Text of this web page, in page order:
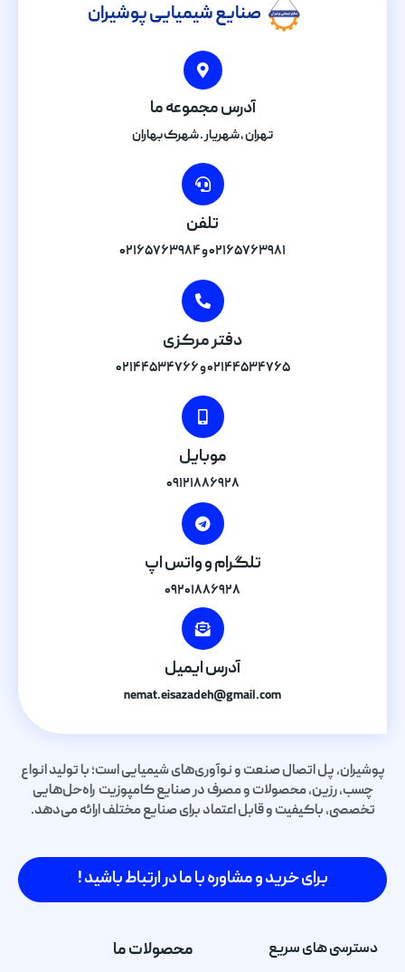
صنایع شیمیایی پوشیران
آدرس مجموعه ما
تهران , شهریار . شهرک بهاران
تلفن
۰۲۱۶۵۷۶۳۹۸۱ و ۰۲۱۶۵۷۶۳۹۸۴
دفتر مرکزی
۰۲۱۴۴۵۳۴۷۶۵ و ۰۲۱۴۴۵۳۴۷۶۶
موبایل
۰۹۱۲۱۸۸۶۹۲۸
تلگرام و واتس اپ
۰۹۲۰۱۸۸۶۹۲۸
آدرس ایمیل
nemat.eisazadeh@gmail.com
پوشیران، پل اتصال صنعت و نوآوری‌های شیمیایی است؛ با تولید انواع
چسب، رزین، محصولات و مصرف در صنایع کامپوزیت راه‌حل‌هایی
تخصصی، باکیفیت و قابل اعتماد برای صنایع مختلف ارائه می‌دهد.
برای خرید و مشاوره با ما در ارتباط باشید !
دسترسی های سریع محصولات ما